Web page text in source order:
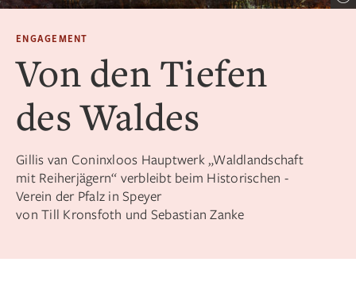
ENGAGEMENT
Von den Tiefen
des Waldes
Gillis van Coninxloos Hauptwerk „Wald­landschaft
mit Reiherjägern“ verbleibt beim ­Historischen ­
Verein der Pfalz in Speyer
von Till Kronsfoth und Sebastian Zanke